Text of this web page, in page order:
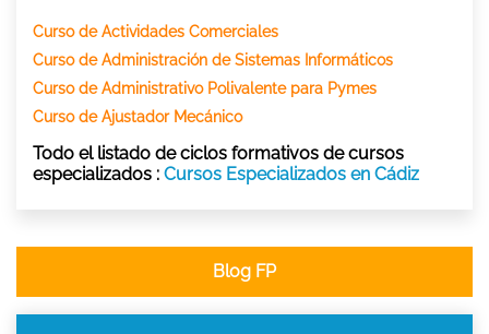
Curso de Actividades Comerciales
Curso de Administración de Sistemas Informáticos
Curso de Administrativo Polivalente para Pymes
Curso de Ajustador Mecánico
Todo el listado de ciclos formativos de cursos
especializados : Cursos Especializados en Cádiz
Blog FP